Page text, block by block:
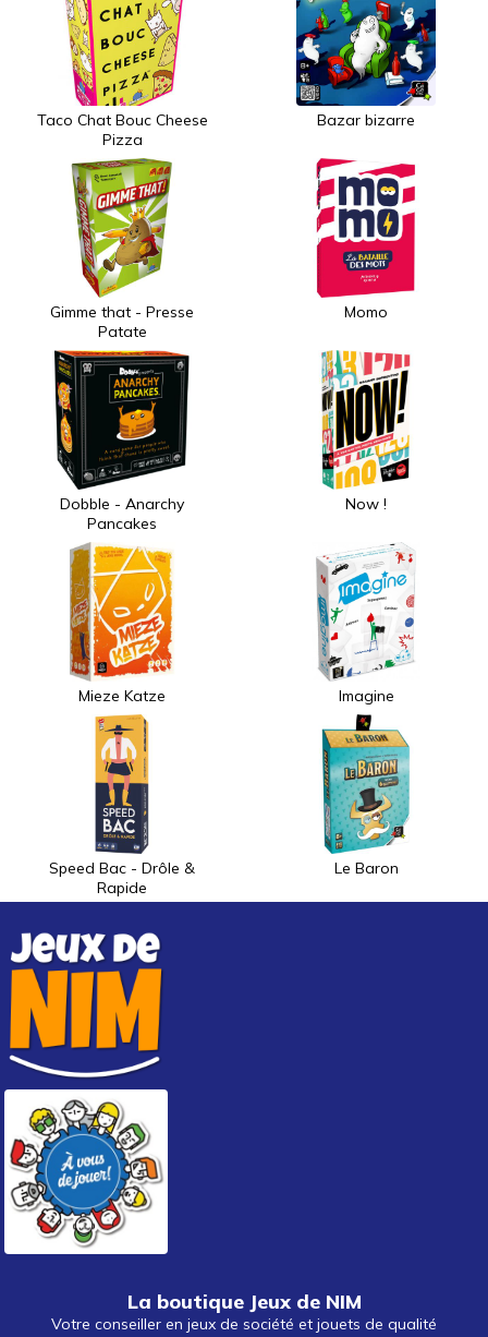
Taco Chat Bouc Cheese
Pizza
Bazar bizarre
Gimme that - Presse
Patate
Momo
Dobble - Anarchy
Pancakes
Now !
Mieze Katze Imagine
Speed Bac - Drôle &
Rapide
Le Baron
La boutique Jeux de NIM
Votre conseiller en jeux de société et jouets de qualité